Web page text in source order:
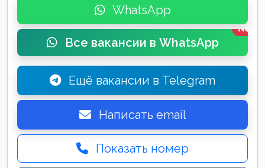
WhatsApp
Все вакансии в WhatsApp
New
Ещё вакансии в Telegram
Написать email
Показать номер